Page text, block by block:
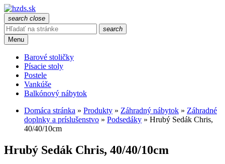
search close
search
Menu
Barové stoličky
Písacie stoly
Postele
Vankúše
Balkónový nábytok
Domáca stránka » Produkty » Záhradný nábytok » Záhradné
doplnky a príslušenstvo » Podsedáky » Hrubý Sedák Chris,
40/40/10cm
Hrubý Sedák Chris, 40/40/10cm